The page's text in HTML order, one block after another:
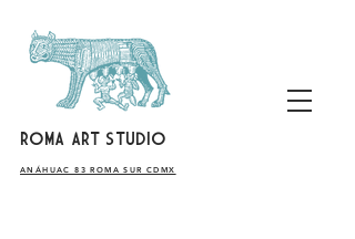
ROMA ART STUDIO
​ANÁHUAC 83 ROMA SUR CDMX